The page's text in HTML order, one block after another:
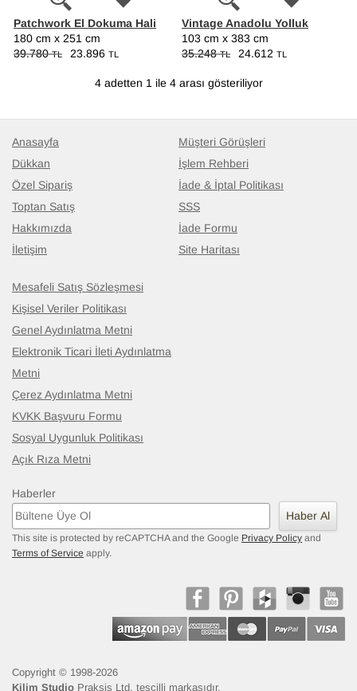
Patchwork El Dokuma Hali
180 cm x 251 cm
39.780TL 23.896 TL
Vintage Anadolu Yolluk
103 cm x 383 cm
35.248TL 24.612 TL
4 adetten 1 ile 4 arası gösteriliyor
Anasayfa
Dükkan
Özel Sipariş
Toptan Satış
Hakkımızda
İletişim
Müşteri Görüşleri
İşlem Rehberi
İade & İptal Politikası
SSS
İade Formu
Site Haritası
Mesafeli Satış Sözleşmesi
Kişisel Veriler Politikası
Genel Aydınlatma Metni
Elektronik Ticari İleti Aydınlatma
Metni
Çerez Aydınlatma Metni
KVKK Başvuru Formu
Sosyal Uygunluk Politikası
Açık Rıza Metni
Haberler
Haber Al
This site is protected by reCAPTCHA and the Google Privacy Policy and
Terms of Service apply.
Copyright © 1998-2026
Kilim Studio Praksis Ltd. tescilli markasıdır.